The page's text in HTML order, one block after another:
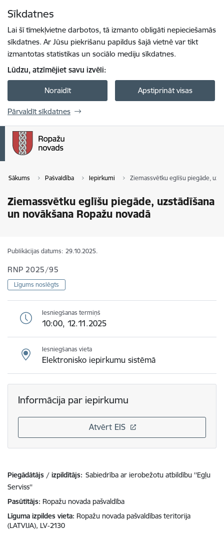
Sīkdatnes
Lai šī tīmekļvietne darbotos, tā izmanto obligāti nepieciešamās
sīkdatnes. Ar Jūsu piekrišanu papildus šajā vietnē var tikt
izmantotas statistikas un sociālo mediju sīkdatnes.
Lūdzu, atzīmējiet savu izvēli:
Noraidīt Apstiprināt visas
Pārvaldīt sīkdatnes
Sākums Pašvaldība Iepirkumi Ziemassvētku eglīšu piegāde,
Ziemassvētku eglīšu piegāde, uzstādīšana
un novākšana Ropažu novadā
Publikācijas datums: 29.10.2025.
RNP 2025/95
Līgums noslēgts
Iesniegšanas termiņš
10:00, 12.11.2025
Iesniegšanas vieta
Elektronisko iepirkumu sistēmā
Informācija par iepirkumu
Atvērt EIS
Piegādātājs / izpildītājs: Sabiedrība ar ierobežotu atbildību ''Egļu
Serviss''
Pasūtītājs Ropažu novada pašvaldība
Līguma izpildes vieta Ropažu novada pašvaldības teritorija
(LATVIJA), LV-2130